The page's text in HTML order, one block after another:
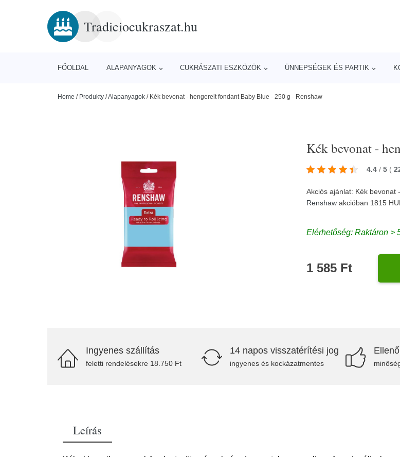
Tradiciocukraszat.hu
FŐOLDAL ALAPANYAGOK CUKRÁSZATI ESZKÖZÖK ÜNNEPSÉGEK ÉS PARTIK
Home / Produkty /Alapanyagok / Kék bevonat - hengerelt fondant Baby Blue - 250 g - Renshaw
Kék bevonat -
4.4 / 5 (
Akciós ajánlat: Kék
Renshaw akcióban 1815
Elérhetőség: Raktáron >
1 585 Ft
Ingyenes szállítás
feletti rendelésekre 18.750 Ft
14 napos visszatérítési jog
ingyenes és kockázatmentes
Leírás